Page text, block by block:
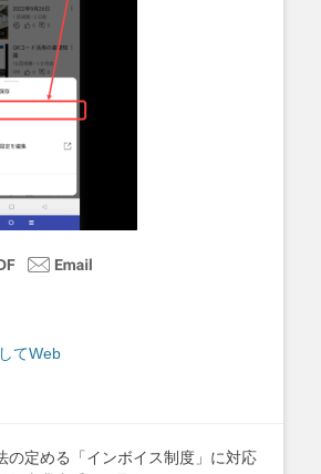
てWeb
の定める「インボイス制度」に対応